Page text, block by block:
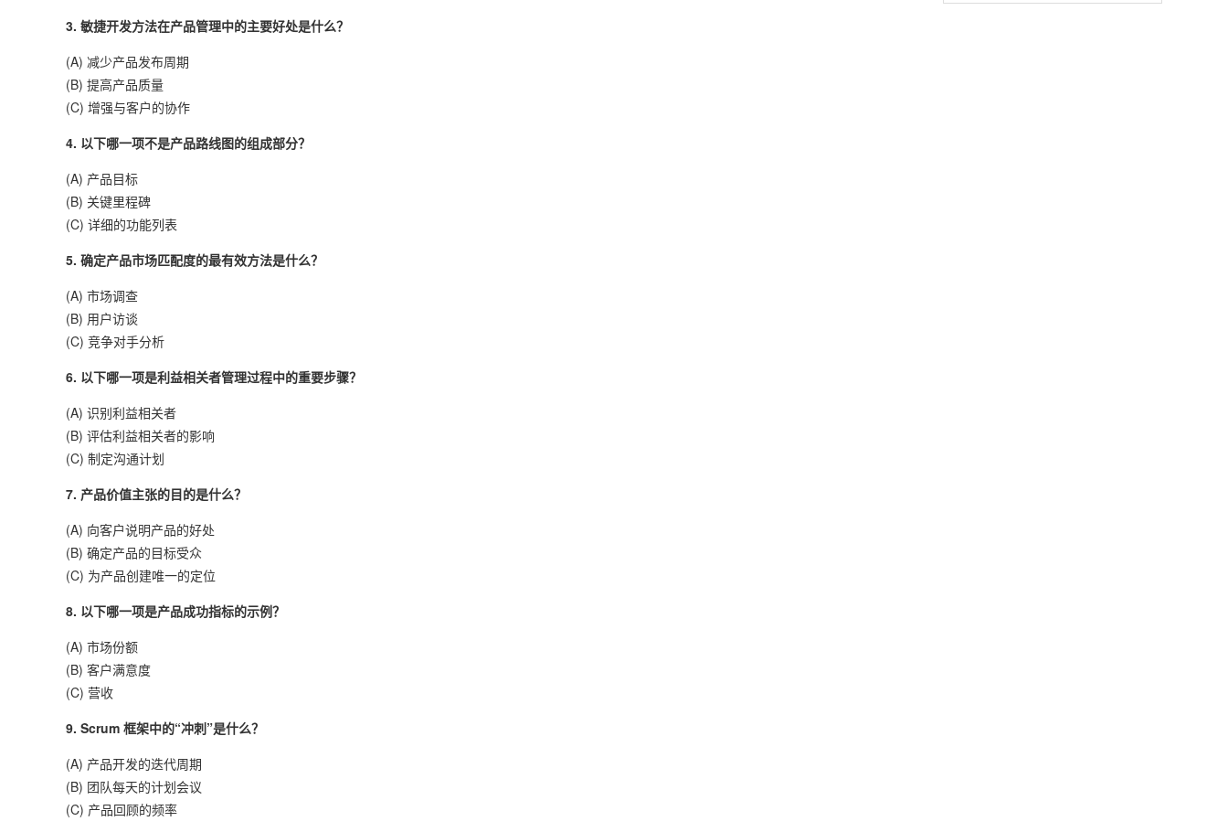
3. 敏捷开发方法在产品管理中的主要好处是什么？
(A) 减少产品发布周期
(B) 提高产品质量
(C) 增强与客户的协作
4. 以下哪一项不是产品路线图的组成部分？
(A) 产品目标
(B) 关键里程碑
(C) 详细的功能列表
5. 确定产品市场匹配度的最有效方法是什么？
(A) 市场调查
(B) 用户访谈
(C) 竞争对手分析
6. 以下哪一项是利益相关者管理过程中的重要步骤？
(A) 识别利益相关者
(B) 评估利益相关者的影响
(C) 制定沟通计划
7. 产品价值主张的目的是什么？
(A) 向客户说明产品的好处
(B) 确定产品的目标受众
(C) 为产品创建唯一的定位
8. 以下哪一项是产品成功指标的示例？
(A) 市场份额
(B) 客户满意度
(C) 营收
9. Scrum 框架中的“冲刺”是什么？
(A) 产品开发的迭代周期
(B) 团队每天的计划会议
(C) 产品回顾的频率